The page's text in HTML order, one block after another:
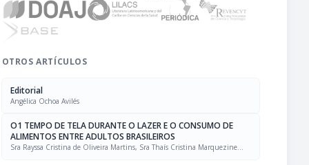
OTROS ARTÍCULOS
Editorial
Angélica Ochoa Avilés
O1 TEMPO DE TELA DURANTE O LAZER E O CONSUMO DE
ALIMENTOS ENTRE ADULTOS BRASILEIROS
Sra Rayssa Cristina de Oliveira Martins, Sra Thaís Cristina Marquezine